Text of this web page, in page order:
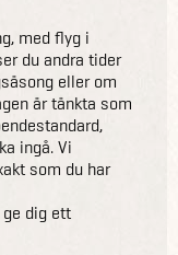
med flyg i
du andra tider
eller om
är tänkta som
ingå. Vi
som du har
dig ett